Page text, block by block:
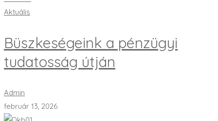
Aktuális
Büszkeségeink a pénzügyi
tudatosság útján
Admin
február 13, 2026